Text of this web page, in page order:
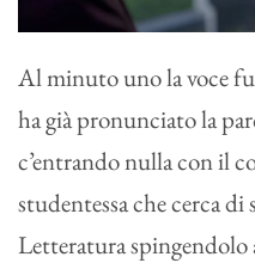
Al minuto uno la voce
ha già pronunciato la
c’entrando nulla con il
studentessa che cerca
Letteratura spingendolo